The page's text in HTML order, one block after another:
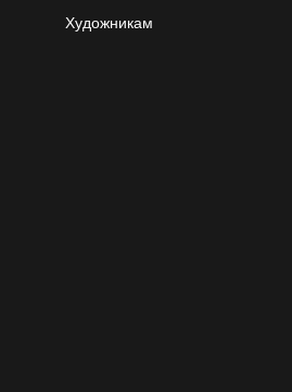
Художникам